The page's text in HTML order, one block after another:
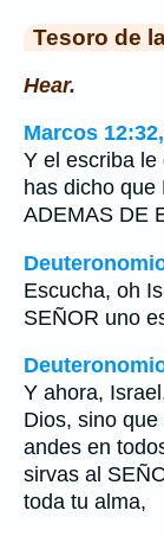
Tesoro de
Hear.
Marcos
Y el escriba le
has dicho que
ADEMAS DE
Escucha, oh
SEÑOR uno
Y ahora,
Dios, sino
andes en
sirvas al
toda tu alma,